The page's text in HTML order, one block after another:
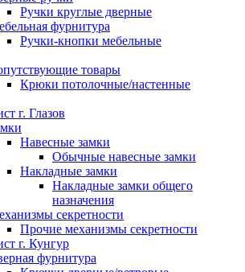
Ручки круглые дверные
фурнитура
Ручки-кнопки мебельные
товары
Крюки потолочные/настенные
г. Глазов
Навесные замки
Обычные навесные замки
Накладные замки
Накладные замки общего
назначения
секретности
Прочие механизмы секретности
г. Кунгур
фурнитура